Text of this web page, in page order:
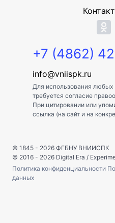
+7 (4862)
info@vniispk.ru
Для использования любых
требуется согласие
При цитировании или
ссылка (на сайт и на
© 1845 - 2026 ФГБНУ ВНИИСПК
© 2016 - 2026 Digital Era /
Политика конфиденциальности
данных